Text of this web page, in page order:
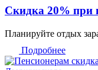
Скидка 20% при
Планируйте отдых
Подробнее